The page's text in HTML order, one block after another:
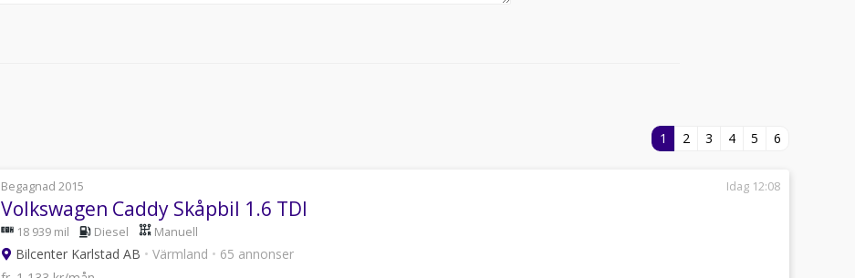
1 2 3 4 5 6
Begagnad 2015 Idag 12:08
Volkswagen Caddy Skåpbil 1.6 TDI
18 939 mil Diesel Manuell
Bilcenter Karlstad AB • Värmland • 65 annonser